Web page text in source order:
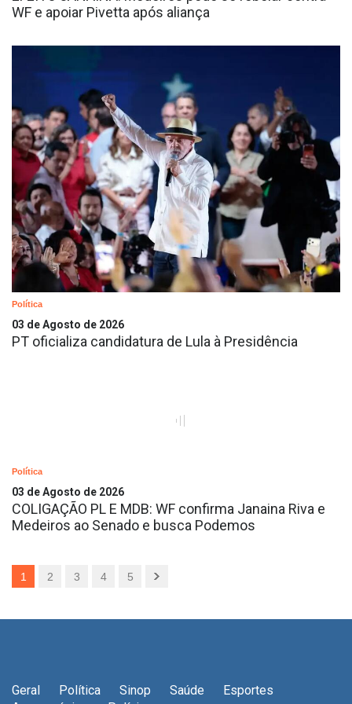
WF e apoiar Pivetta após aliança
Política
03 de Agosto de 2026
PT oficializa candidatura de Lula à Presidência
Política
03 de Agosto de 2026
COLIGAÇÃO PL E MDB: WF confirma Janaina Riva e
Medeiros ao Senado e busca Podemos
1 2 3 4 5
Geral Política Sinop Saúde
Esportes